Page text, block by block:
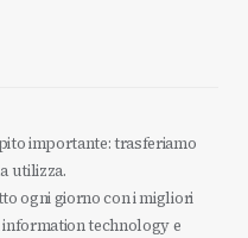
importante: trasferiamo
utilizza.
ogni giorno con i migliori
technology e